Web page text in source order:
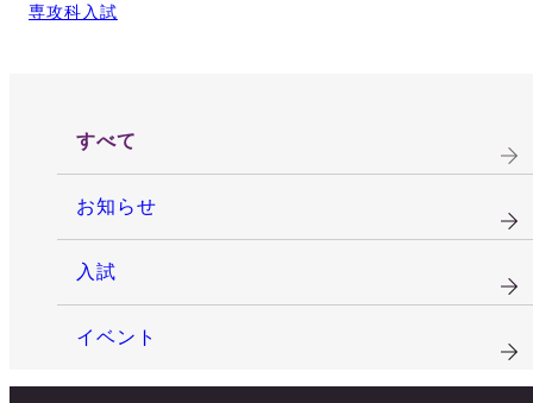
専攻科入試
すべて
お知らせ
入試
イベント